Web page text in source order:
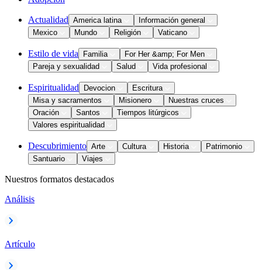
Actualidad America latina
Información general
Mexico
Mundo Religión Vaticano
Estilo de vida Familia
For Her &amp; For Men
Pareja y sexualidad
Salud Vida profesional
Espiritualidad Devocion
Escritura
Misa y sacramentos
Misionero
Nuestras cruces
Oración
Santos
Tiempos litúrgicos
Valores espiritualidad
Descubrimiento Arte Cultura Historia
Patrimonio
Santuario
Viajes
Nuestros formatos destacados
Análisis
Artículo